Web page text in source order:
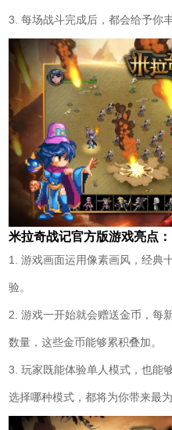
3. 每场战斗完成后，都会给予你
米拉奇战记官方版游戏亮点：
1. 游戏画面运用像素画风，经典
验。
2. 游戏一开始就会赠送金币，每
数量，这些金币能够累积叠加。
3. 玩家既能体验单人模式，也能
选择哪种模式，都将为你带来最